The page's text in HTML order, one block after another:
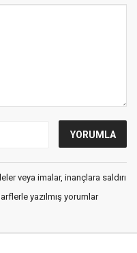
veya imalar, inançlara saldırı
yazılmış yorumlar